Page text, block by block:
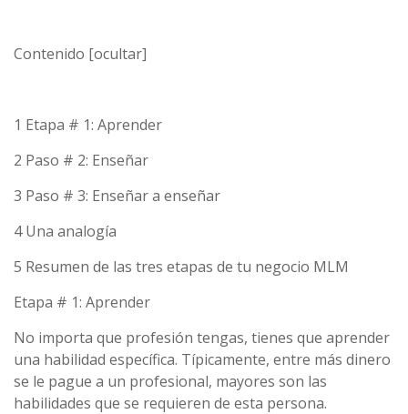
Contenido [ocultar]
1 Etapa # 1: Aprender
2 Paso # 2: Enseñar
3 Paso # 3: Enseñar a enseñar
4 Una analogía
5 Resumen de las tres etapas de tu negocio MLM
Etapa # 1: Aprender
No importa que profesión tengas, tienes que aprender
una habilidad específica. Típicamente, entre más dinero
se le pague a un profesional, mayores son las
habilidades que se requieren de esta persona.